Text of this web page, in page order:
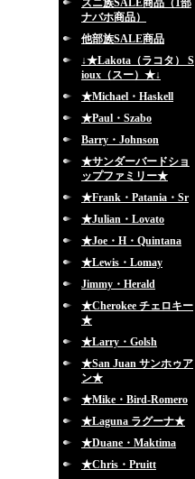
ズニ族SALE商品（1部
ナバホ商品）
他部族SALE商品
↓★Lakota（ラコタ） S
ioux（スー）★↓
★Michael・Haskell
★Paul・Szabo
Barry・Johnson
★サンダーバードショ
ップファミリー★
★Frank・Patania・Sr
★Julian・Lovato
★Joe・H・Quintana
★Lewis・Lomay
Jimmy・Herald
★Cherokee チェロキー
★
★Larry・Golsh
★San Juan サンホゥア
ン★
★Mike・Bird-Romero
★Laguna ラグーナ★
★Duane・Maktima
★Chris・Pruitt